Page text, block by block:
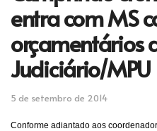
entra com MS
orçamentários
Judiciário/MPU
5 de setembro de 2014
Conforme adiantado aos